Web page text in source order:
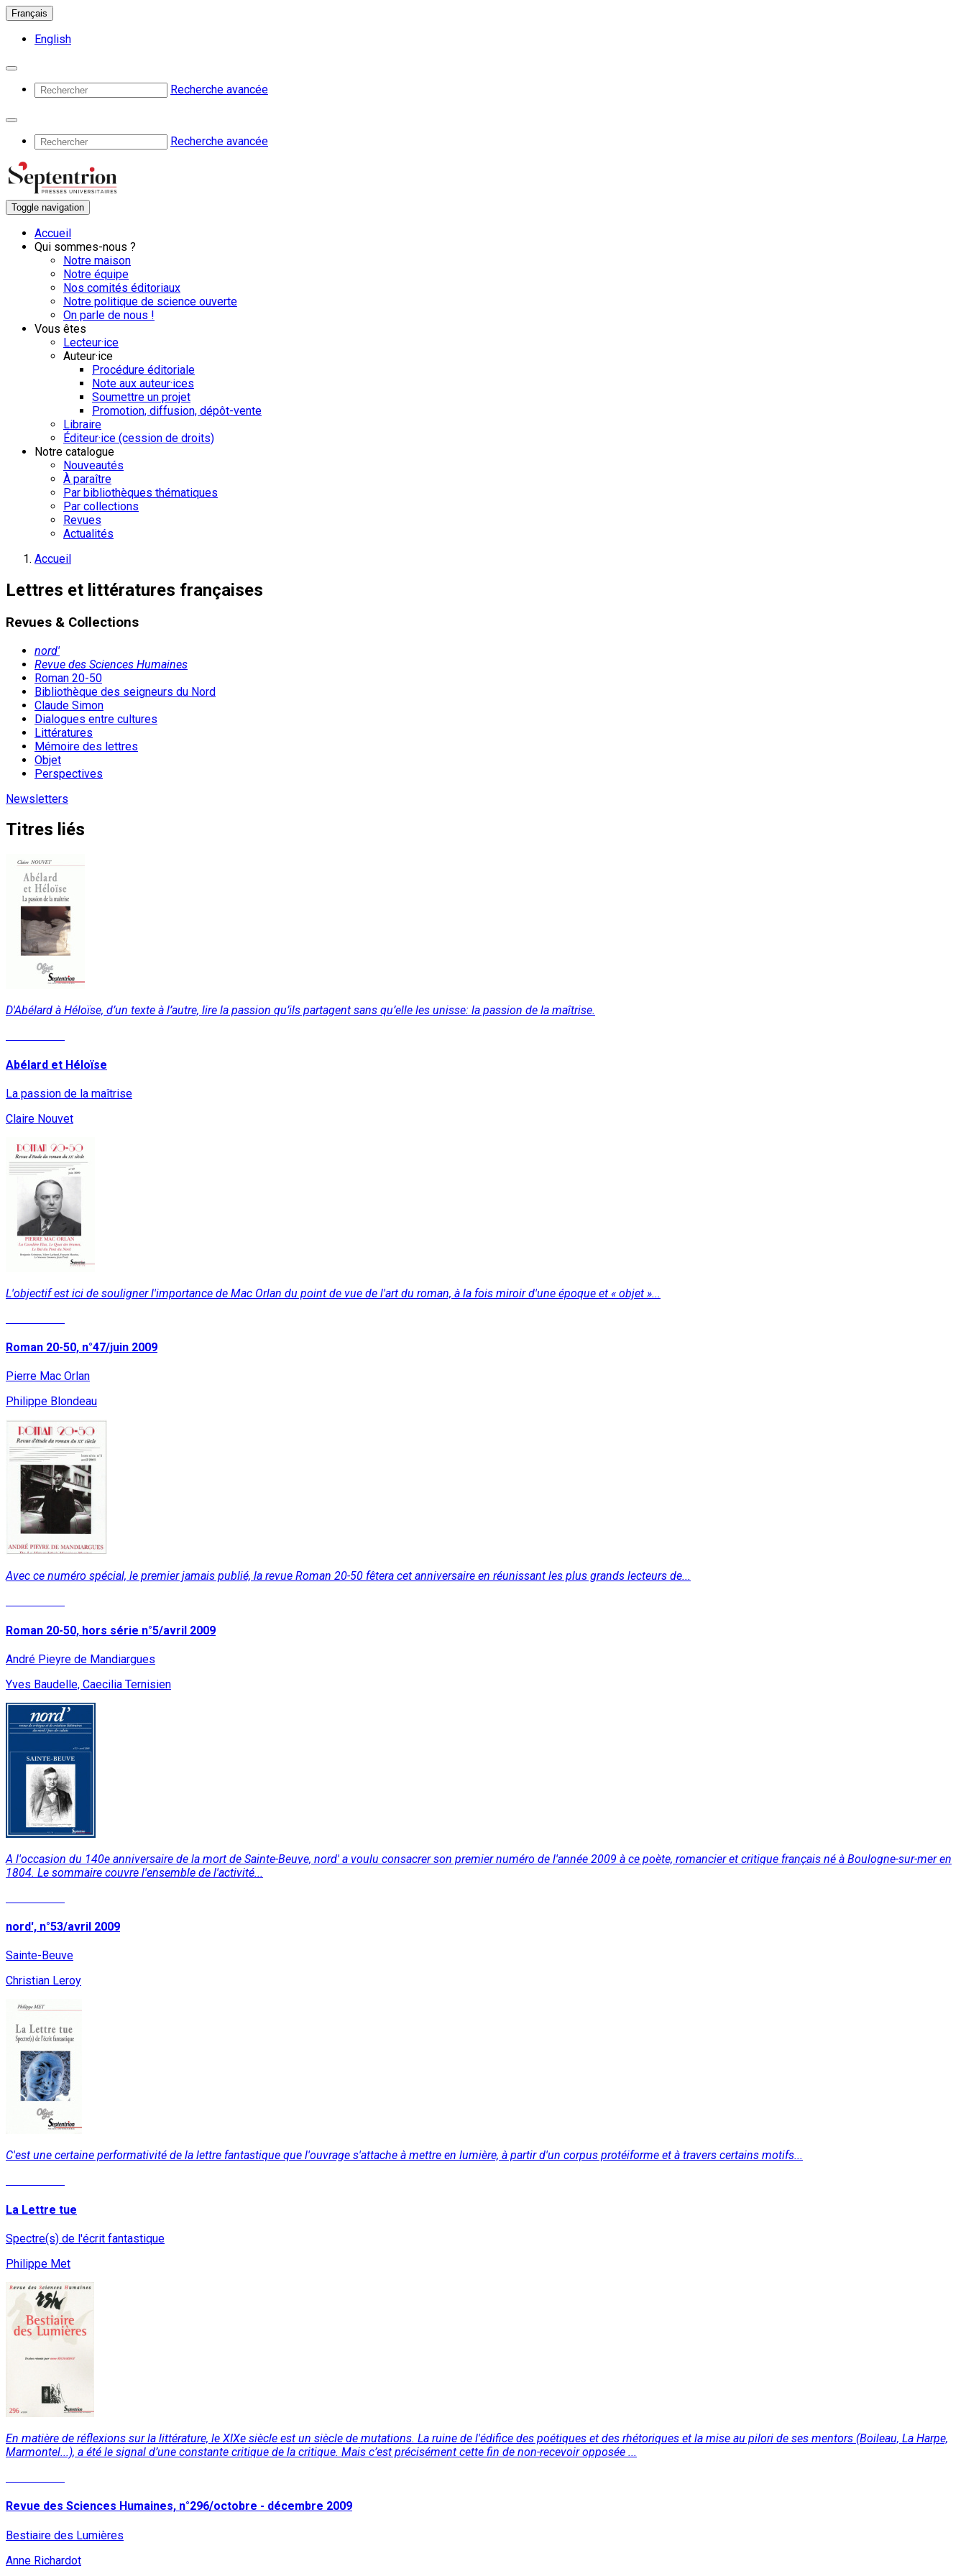
Français
English
Recherche avancée
Recherche avancée
Toggle navigation
Accueil
Qui sommes-nous ?
Notre maison
Notre équipe
Nos comités éditoriaux
Notre politique de science ouverte
On parle de nous !
Vous êtes
Lecteur·ice
Auteur·ice
Procédure éditoriale
Note aux auteur·ices
Soumettre un projet
Promotion, diffusion, dépôt-vente
Libraire
Éditeur·ice (cession de droits)
Notre catalogue
Nouveautés
À paraître
Par bibliothèques thématiques
Par collections
Revues
Actualités
Accueil
Lettres et littératures françaises
Revues & Collections
nord'
Revue des Sciences Humaines
Roman 20-50
Bibliothèque des seigneurs du Nord
Claude Simon
Dialogues entre cultures
Littératures
Mémoire des lettres
Objet
Perspectives
Newsletters
Titres liés
D'Abélard à Héloïse, d’un texte à l’autre, lire la passion qu’ils partagent sans qu’elle les unisse: la passion de la maîtrise.
Abélard et Héloïse
La passion de la maîtrise
Claire Nouvet
L'objectif est ici de souligner l'importance de Mac Orlan du point de vue de l'art du roman, à la fois miroir d'une époque et « objet »...
Roman 20-50, n°47/juin 2009
Pierre Mac Orlan
Philippe Blondeau
Avec ce numéro spécial, le premier jamais publié, la revue Roman 20-50 fêtera cet anniversaire en réunissant les plus grands lecteurs de...
Roman 20-50, hors série n°5/avril 2009
André Pieyre de Mandiargues
Yves Baudelle, Caecilia Ternisien
A l'occasion du 140e anniversaire de la mort de Sainte-Beuve, nord' a voulu consacrer son premier numéro de l'année 2009 à ce poète, romancier et critique français né à Boulogne-sur-mer en
1804. Le sommaire couvre l'ensemble de l'activité...
nord', n°53/avril 2009
Sainte-Beuve
Christian Leroy
C'est une certaine performativité de la lettre fantastique que l'ouvrage s'attache à mettre en lumière, à partir d'un corpus protéiforme et à travers certains motifs...
La Lettre tue
Spectre(s) de l'écrit fantastique
Philippe Met
En matière de réflexions sur la littérature, le XIXe siècle est un siècle de mutations. La ruine de l'édifice des poétiques et des rhétoriques et la mise au pilori de ses mentors (Boileau, La Harpe,
Marmontel...), a été le signal d’une constante critique de la critique. Mais c’est précisément cette fin de non-recevoir opposée ...
Revue des Sciences Humaines, n°296/octobre - décembre 2009
Bestiaire des Lumières
Anne Richardot